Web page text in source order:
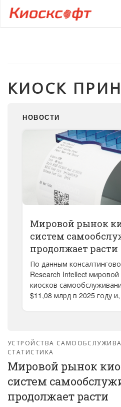
КИОСК
НОВОСТИ
Мировой рынок
систем
продолжает расти
По данным
Research Intellect
киосков
$11,08 млрд в 2025 году и,
УСТРОЙСТВА
СТАТИСТИКА
Мировой рынок
систем
продолжает расти